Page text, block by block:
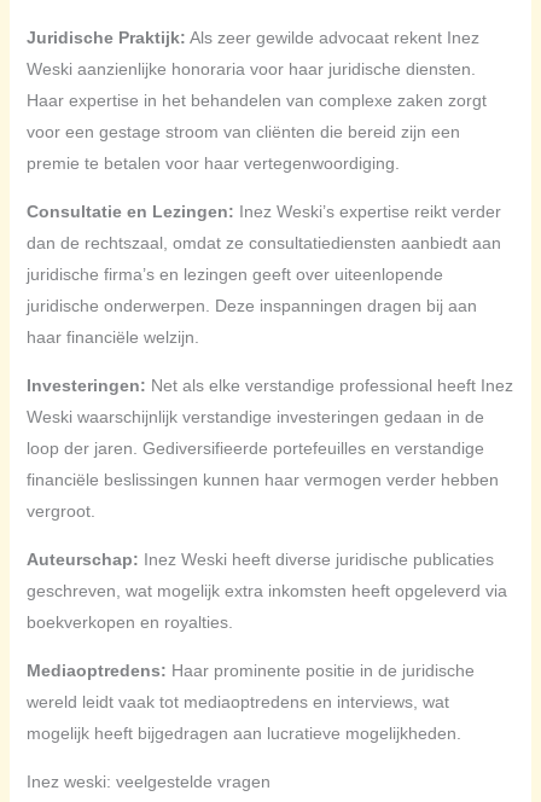
Juridische Praktijk: Als zeer gewilde advocaat rekent Inez
Weski aanzienlijke honoraria voor haar juridische diensten.
Haar expertise in het behandelen van complexe zaken zorgt
voor een gestage stroom van cliënten die bereid zijn een
premie te betalen voor haar vertegenwoordiging.
Consultatie en Lezingen: Inez Weski’s expertise reikt verder
dan de rechtszaal, omdat ze consultatiediensten aanbiedt aan
juridische firma’s en lezingen geeft over uiteenlopende
juridische onderwerpen. Deze inspanningen dragen bij aan
haar financiële welzijn.
Investeringen: Net als elke verstandige professional heeft Inez
Weski waarschijnlijk verstandige investeringen gedaan in de
loop der jaren. Gediversifieerde portefeuilles en verstandige
financiële beslissingen kunnen haar vermogen verder hebben
vergroot.
Auteurschap: Inez Weski heeft diverse juridische publicaties
geschreven, wat mogelijk extra inkomsten heeft opgeleverd via
boekverkopen en royalties.
Mediaoptredens: Haar prominente positie in de juridische
wereld leidt vaak tot mediaoptredens en interviews, wat
mogelijk heeft bijgedragen aan lucratieve mogelijkheden.
Inez weski: veelgestelde vragen